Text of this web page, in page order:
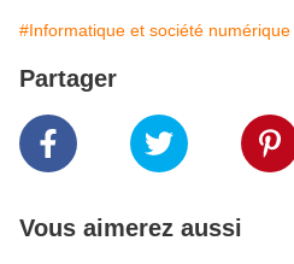
#Informatique et société numérique
Partager
Vous aimerez aussi